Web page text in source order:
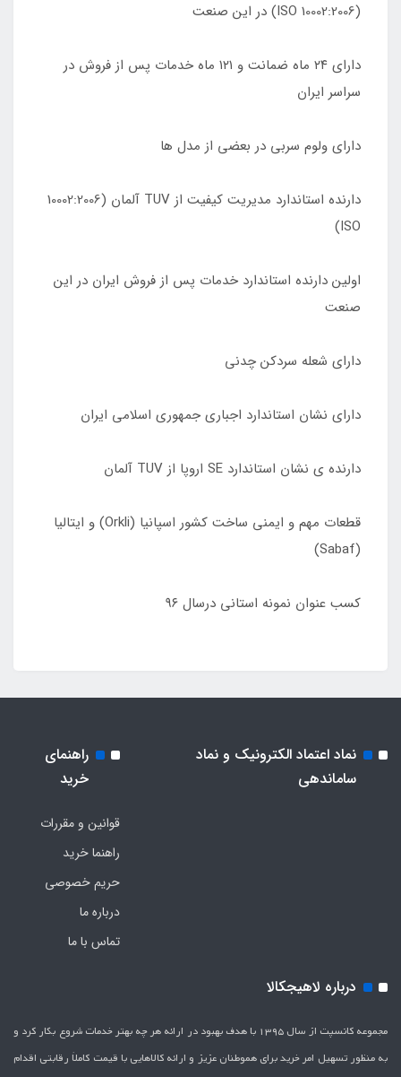
(10002:2006 ISO) در این صنعت
دارای ٢۴ ماه ضمانت و ١٢١ ماه خدمات پس از فروش در
سراسر ایران
دارای ولوم سربی در بعضی از مدل ها
دارنده استاندارد مدیریت کیفیت از TUV آلمان (10002:2006
ISO)
اولین دارنده استاندارد خدمات پس از فروش ایران در این
صنعت
دارای شعله سردکن چدنی
دارای نشان استاندارد اجباری جمهوری اسلامی ایران
دارنده ی نشان استاندارد SE اروپا از TUV آلمان
قطعات مهم و ایمنی ساخت کشور اسپانیا (Orkli) و ایتالیا
(Sabaf)
کسب عنوان نمونه استانی درسال ٩۶
نماد اعتماد الکترونیک و نماد
ساماندهی
راهنمای
خرید
قوانین و مقررات
راهنما خرید
حریم خصوصی
درباره ما
تماس با ما
درباره لاهیجکالا
مجموعه کانسپت از سال 1395 با هدف بهبود در ارائه هر چه بهتر خدمات شروع بکار کرد و
به منظور تسهیل امر خرید برای هموطنان عزیز و ارائه کالاهایی با قیمت کاملاَ رقابتی اقدام